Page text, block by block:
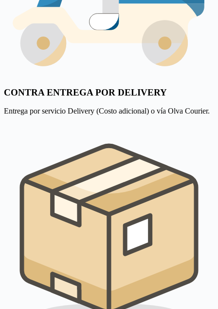
CONTRA ENTREGA POR DELIVERY
Entrega por servicio Delivery (Costo adicional) o vía Olva Courier.